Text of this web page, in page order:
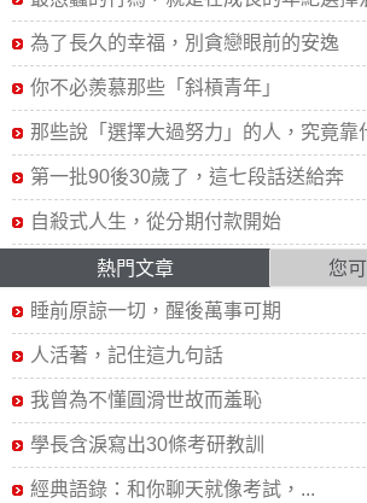
為了長久的幸福，別貪戀眼前的安逸
你不必羨慕那些「斜槓青年」
那些說「選擇大過努力」的人，究竟靠
第一批90後30歲了，這七段話送給奔
自殺式人生，從分期付款開始
熱門文章 您
睡前原諒一切，醒後萬事可期
人活著，記住這九句話
我曾為不懂圓滑世故而羞恥
學長含淚寫出30條考研教訓
經典語錄：和你聊天就像考試，...